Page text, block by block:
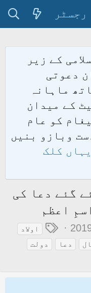
رجسٹر
کے زیر
دعوتی
ماہانہ
کے میدان
کو عام
وبازو بنیں
یہاں کلک
گئے دعا کی
اعظم
ٹ
ی
اولاد
دعا
دولت